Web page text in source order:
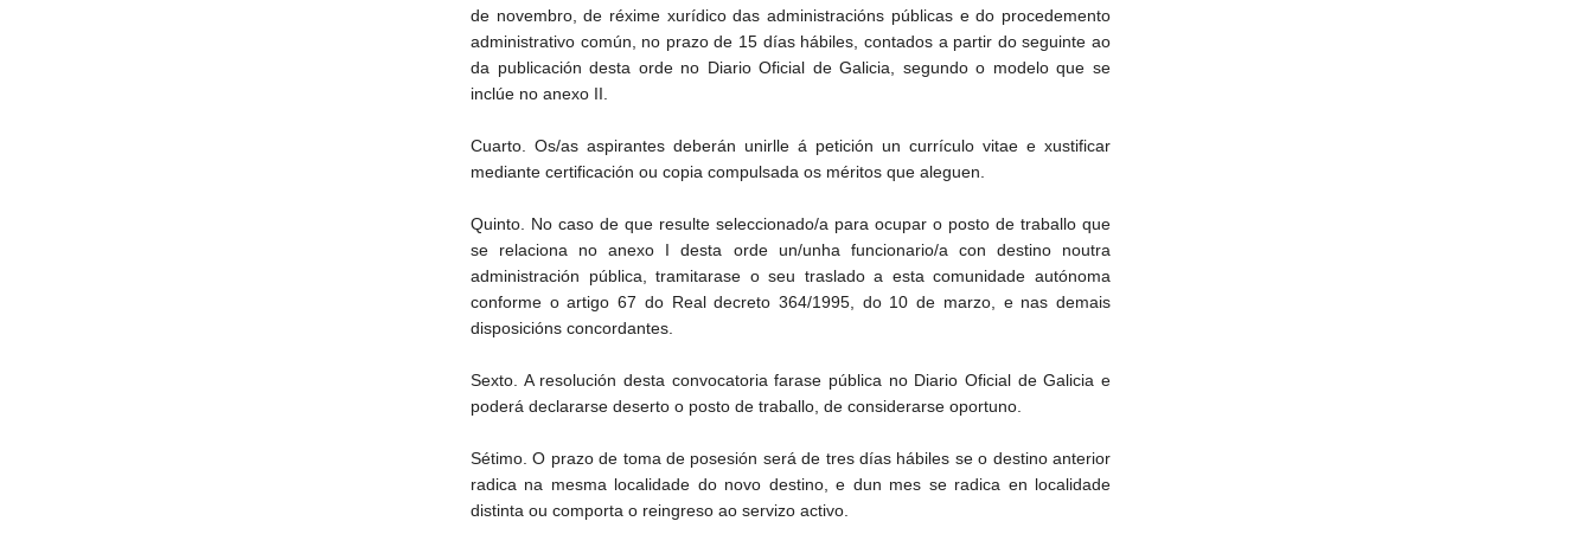
de novembro, de réxime xurídico das administracións públicas e do procedemento
administrativo común, no prazo de 15 días hábiles, contados a partir do seguinte ao
da publicación desta orde no Diario Oficial de Galicia, segundo o modelo que se
inclúe no anexo II.
Cuarto. Os/as aspirantes deberán unirlle á petición un currículo vitae e xustificar
mediante certificación ou copia compulsada os méritos que aleguen.
Quinto. No caso de que resulte seleccionado/a para ocupar o posto de traballo que
se relaciona no anexo I desta orde un/unha funcionario/a con destino noutra
administración pública, tramitarase o seu traslado a esta comunidade autónoma
conforme o artigo 67 do Real decreto 364/1995, do 10 de marzo, e nas demais
disposicións concordantes.
Sexto. A resolución desta convocatoria farase pública no Diario Oficial de Galicia e
poderá declararse deserto o posto de traballo, de considerarse oportuno.
Sétimo. O prazo de toma de posesión será de tres días hábiles se o destino anterior
radica na mesma localidade do novo destino, e dun mes se radica en localidade
distinta ou comporta o reingreso ao servizo activo.